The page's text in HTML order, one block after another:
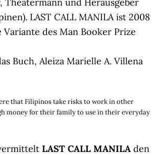
LAST CALL MANILA ist 2008
des Man Booker Prize
Buch, Aleiza Marielle A. Villena
that Filipinos take risks to work in other
money for their family to use in their everyday
LAST CALL MANILA den